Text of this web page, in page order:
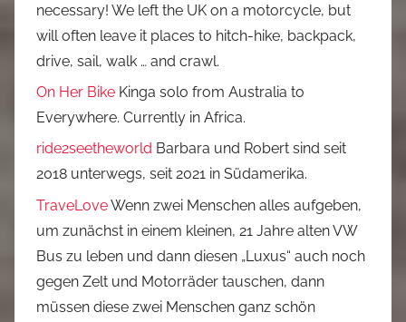
necessary! We left the UK on a motorcycle, but
will often leave it places to hitch-hike, backpack,
drive, sail, walk … and crawl.
On Her Bike Kinga solo from Australia to
Everywhere. Currently in Africa.
ride2seetheworld Barbara und Robert sind seit
2018 unterwegs, seit 2021 in Südamerika.
TraveLoveWenn zwei Menschen alles aufgeben,
um zunächst in einem kleinen, 21 Jahre alten VW
Bus zu leben und dann diesen „Luxus“ auch noch
gegen Zelt und Motorräder tauschen, dann
müssen diese zwei Menschen ganz schön